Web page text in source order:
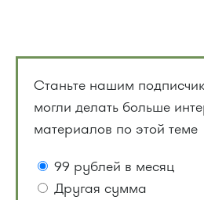
Станьте нашим
могли делать больше
материалов по этой теме
99 рублей в месяц
Другая сумма